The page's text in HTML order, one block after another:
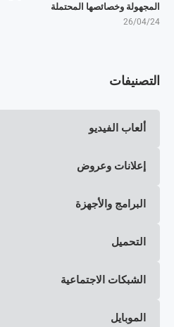
المجهولة وخصائصها المحتملة
26/04/24
التصنيفات
ألعاب الفيديو
إعلانات وعروض
البرامج والأجهزة
التحميل
الشبكات الاجتماعية
الموبايل